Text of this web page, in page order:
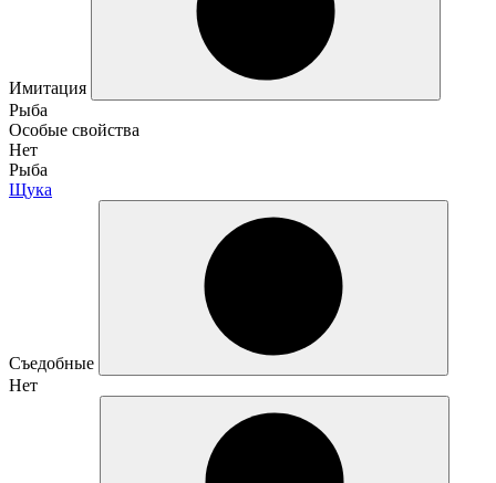
Имитация
Рыба
Особые свойства
Нет
Рыба
Щука
Съедобные
Нет